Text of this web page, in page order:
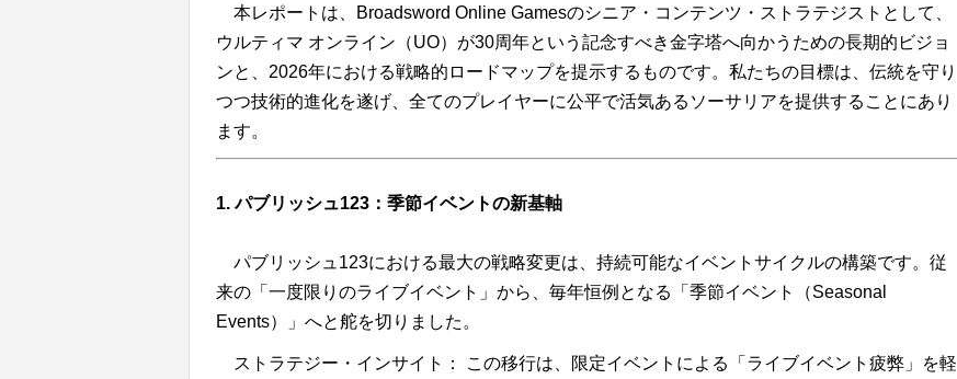
本レポートは、Broadsword Online Gamesのシニア・コンテンツ・ストラテジストとして、
ウルティマ オンライン（UO）が30周年という記念すべき金字塔へ向かうための長期的ビジョ
ンと、2026年における戦略的ロードマップを提示するものです。私たちの目標は、伝統を守り
つつ技術的進化を遂げ、全てのプレイヤーに公平で活気あるソーサリアを提供することにあり
ます。
1. パブリッシュ123：季節イベントの新基軸
パブリッシュ123における最大の戦略変更は、持続可能なイベントサイクルの構築です。従
来の「一度限りのライブイベント」から、毎年恒例となる「季節イベント（Seasonal
Events）」へと舵を切りました。
ストラテジー・インサイト： この移行は、限定イベントによる「ライブイベント疲弊」を軽